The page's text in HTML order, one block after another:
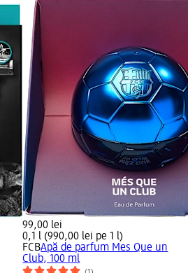
99,00 lei
0,1 l (990,00 lei pe 1 l)
FCBApă de parfum Mes Que un
Club, 100 ml